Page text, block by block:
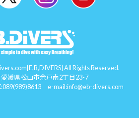
All Rights Reserved.
愛媛県松山市余戸南2丁目23-7
e-mail:info@eb-divers.com